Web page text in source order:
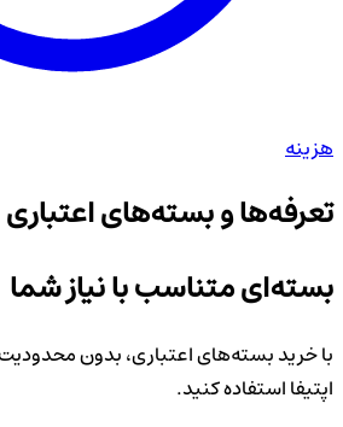
هزینه
تعرفه‌ها و بسته‌های اعتباری
بسته‌ای متناسب با نیاز شما
با خرید بسته‌های اعتباری، بدون محدودیت
اپتیفا استفاده کنید.